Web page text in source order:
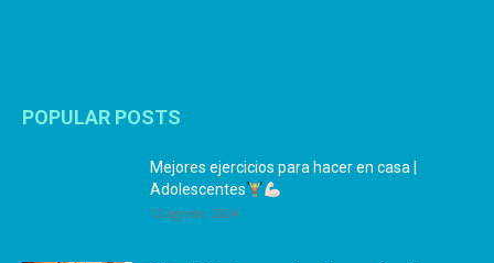
POPULAR POSTS
Mejores ejercicios para hacer en casa |
Adolescentes
12 agosto, 2024